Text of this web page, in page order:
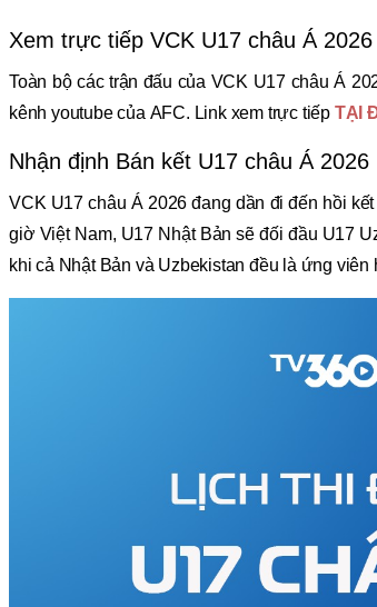
Xem trực tiếp VCK U17 châu Á
Toàn bộ các trận đấu của VCK U17 châu Á
kênh youtube của AFC. Link xem trực tiếp TẠI
Nhận định Bán kết U17 châu Á 2026
VCK U17 châu Á 2026 đang dần đi đến hồi
giờ Việt Nam, U17 Nhật Bản sẽ đối đầu U17
khi cả Nhật Bản và Uzbekistan đều là ứng